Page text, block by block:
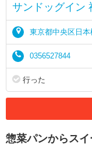
サンドッグイン
東京都中央区日
0356527844
行った
惣菜パンからス